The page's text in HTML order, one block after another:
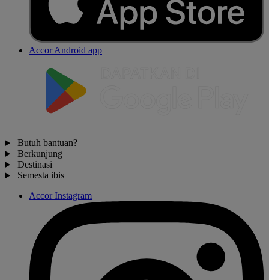
Accor Android app
Butuh bantuan?
Berkunjung
Destinasi
Semesta ibis
Accor Instagram